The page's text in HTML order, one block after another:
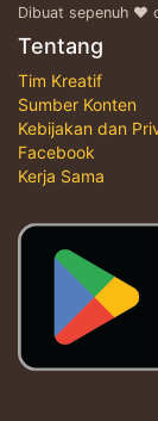
Dibuat sepenuh ♥
Tentang
Tim Kreatif
Sumber Konten
Kebijakan dan
Facebook
Kerja Sama